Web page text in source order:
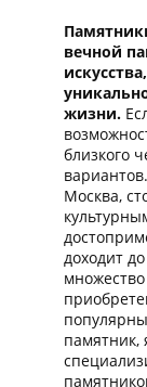
вечной
жизни.
близкого
вариантов.
Москва,
доходит
памятник,